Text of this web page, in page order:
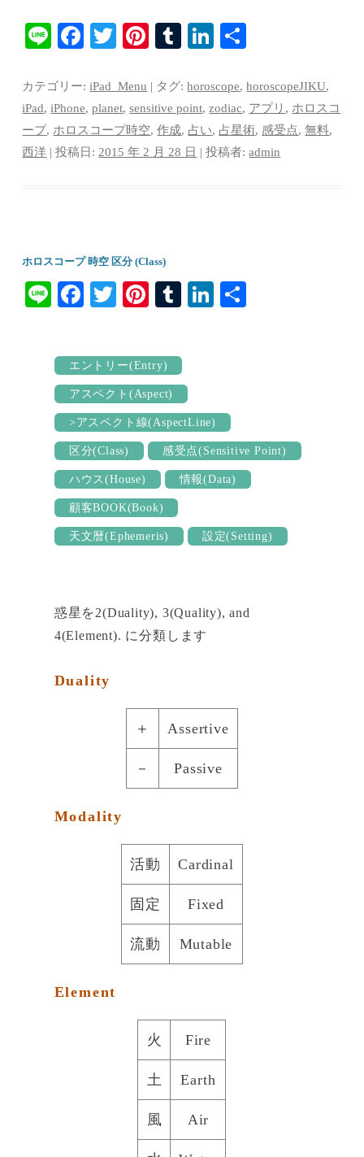
Li
Fa
bo
ok
T
tte
r
Pi
er
es
t
T
m
bl
r
Li
ed
In
カテゴリー:iPad_Menu | タグ:horoscope,horoscopeJIKU,
iPad,iPhone,planet,sensitive point,zodiac, アプリ , ホロスコ
ープ, ホロスコープ時空,作成, 占い, 占星術, 感受点,無料,
西洋 | 投稿日: 2015 年 2 月 28 日 |投稿者:admin
ホロスコープ 時空 区分 (Class)
Li Fa
ok
T
r
Pi
es
t
T
bl
r
Li
エントリー(Entry)
アスペクト(Aspect)
>アスペクト線(AspectLine)
区分(Class) 感受点(Sensitive Point)
ハウス(House) 情報(Data)
顧客BOOK(Book)
天文暦(Ephemeris) 設定(Setting)
惑星を2(Duality), 3(Quality), and
4(Element). に分類します
Duality
＋ Assertive
－ Passive
Modality
活動 Cardinal
固定 Fixed
流動 Mutable
Element
火 Fire
土 Earth
風 Air